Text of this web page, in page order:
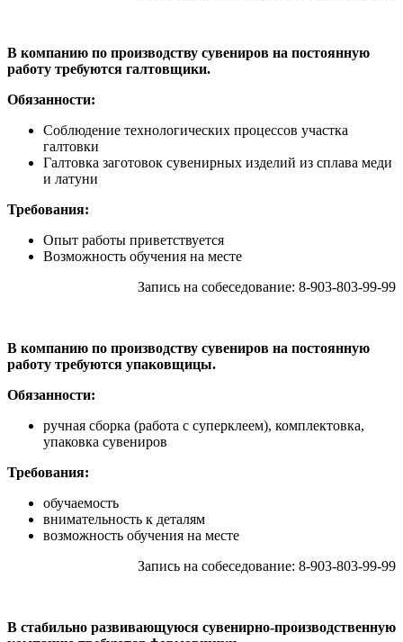
В компанию по производству сувениров на постоянную
работу требуются галтовщики.
Обязанности:
Соблюдение технологических процессов участка
галтовки
Галтовка заготовок сувенирных изделий из сплава меди
и латуни
Требования:
Опыт работы приветствуется
Возможность обучения на месте
Запись на собеседование: 8-903-803-99-99
В компанию по производству сувениров на постоянную
работу требуются упаковщицы.
Обязанности:
ручная сборка (работа с суперклеем), комплектовка,
упаковка сувениров
Требования:
обучаемость
внимательность к деталям
возможность обучения на месте
Запись на собеседование: 8-903-803-99-99
В стабильно развивающуюся сувенирно-производственную